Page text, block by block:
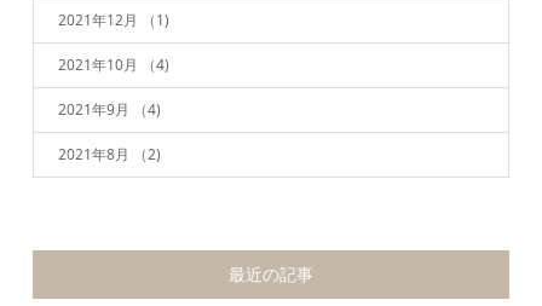
2021年12月 （1)
2021年10月 （4)
2021年9月 （4)
2021年8月 （2)
最近の記事